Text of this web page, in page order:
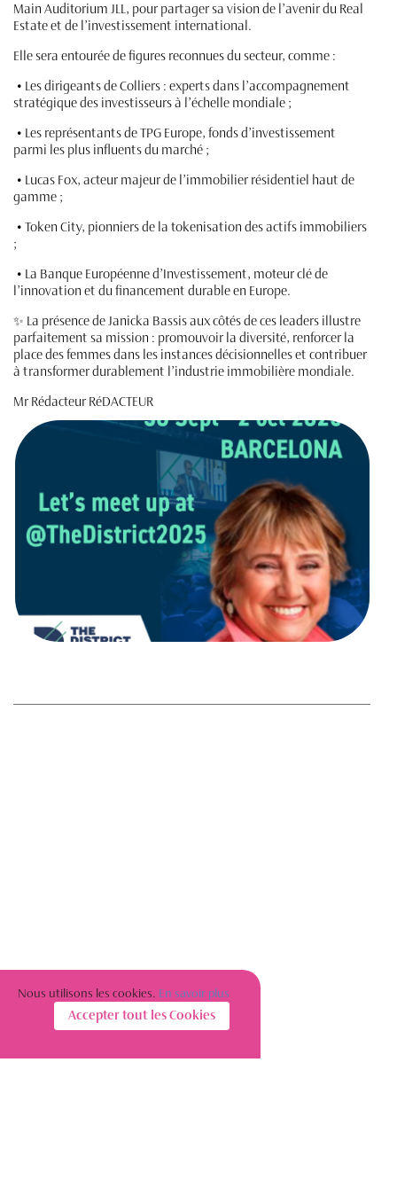
Main Auditorium JLL, pour partager sa vision de l’avenir du Real
Estate et de l’investissement international.
Elle sera entourée de figures reconnues du secteur, comme :
• Les dirigeants de Colliers : experts dans l’accompagnement
stratégique des investisseurs à l’échelle mondiale ;
• Les représentants de TPG Europe, fonds d’investissement
parmi les plus influents du marché ;
• Lucas Fox, acteur majeur de l’immobilier résidentiel haut de
gamme ;
• Token City, pionniers de la tokenisation des actifs immobiliers
;
• La Banque Européenne d’Investissement, moteur clé de
l’innovation et du financement durable en Europe.
✨ La présence de Janicka Bassis aux côtés de ces leaders illustre
parfaitement sa mission : promouvoir la diversité, renforcer la
place des femmes dans les instances décisionnelles et contribuer
à transformer durablement l’industrie immobilière mondiale.
Mr Rédacteur RéDACTEUR
Nous utilisons les cookies. En savoir plus
Accepter tout les Cookies